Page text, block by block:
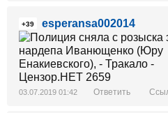
+39 esperansa002014
03.07.2019 01:42 Ответить